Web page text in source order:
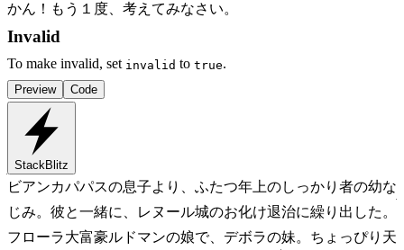
かん！もう１度、考えてみなさい。
Invalid
To make invalid, set invalid to true.
Preview Code
StackBlitz
ビアンカパパスの息子より、ふたつ年上のしっかり者の幼な
じみ。彼と一緒に、レヌール城のお化け退治に繰り出した。
フローラ大富豪ルドマンの娘で、デボラの妹。ちょっぴり天